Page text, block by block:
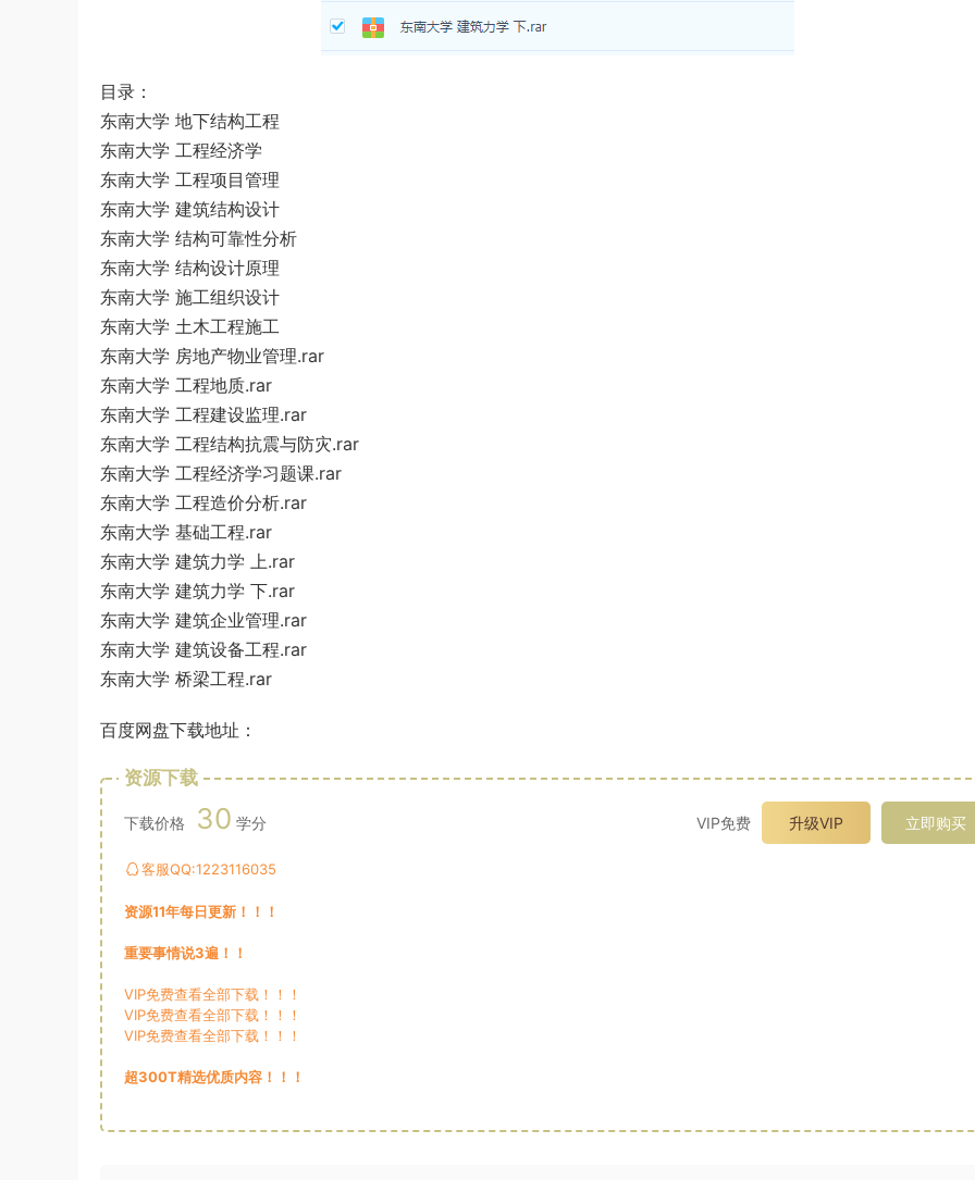
目录：
东南大学 地下结构工程
东南大学 工程经济学
东南大学 工程项目管理
东南大学 建筑结构设计
东南大学 结构可靠性分析
东南大学 结构设计原理
东南大学 施工组织设计
东南大学 土木工程施工
东南大学 房地产物业管理.rar
东南大学 工程地质.rar
东南大学 工程建设监理.rar
东南大学 工程结构抗震与防灾.rar
东南大学 工程经济学习题课.rar
东南大学 工程造价分析.rar
东南大学 基础工程.rar
东南大学 建筑力学 上.rar
东南大学 建筑力学 下.rar
东南大学 建筑企业管理.rar
东南大学 建筑设备工程.rar
东南大学 桥梁工程.rar
百度网盘下载地址：
资源下载
下载价格 30 学分 VIP免费 升级VIP 立即购买
客服QQ:1223116035
资源11年每日更新！！！
重要事情说3遍！！
VIP免费查看全部下载！！！
VIP免费查看全部下载！！！
VIP免费查看全部下载！！！
超300T精选优质内容！！！